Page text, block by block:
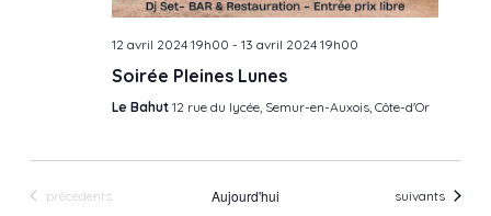
12 avril 2024 19h00 -13 avril 2024 19h00
Soirée Pleines Lunes
Le Bahut12 rue du lycée, Semur-en-Auxois, Côte-d'Or
Évènements
précédents Aujourd'hui Évènements
suivants